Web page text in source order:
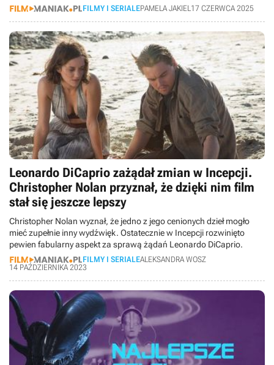
FILMY I SERIALEPAMELA JAKIEL17 CZERWCA 2025
Leonardo DiCaprio zażądał zmian w Incepcji.
Christopher Nolan przyznał, że dzięki nim film
stał się jeszcze lepszy
Christopher Nolan wyznał, że jedno z jego cenionych dzieł mogło
mieć zupełnie inny wydźwięk. Ostatecznie w Incepcji rozwinięto
pewien fabularny aspekt za sprawą żądań Leonardo DiCaprio.
FILMY I SERIALEALEKSANDRA WOSZ
14 PAŹDZIERNIKA 2023